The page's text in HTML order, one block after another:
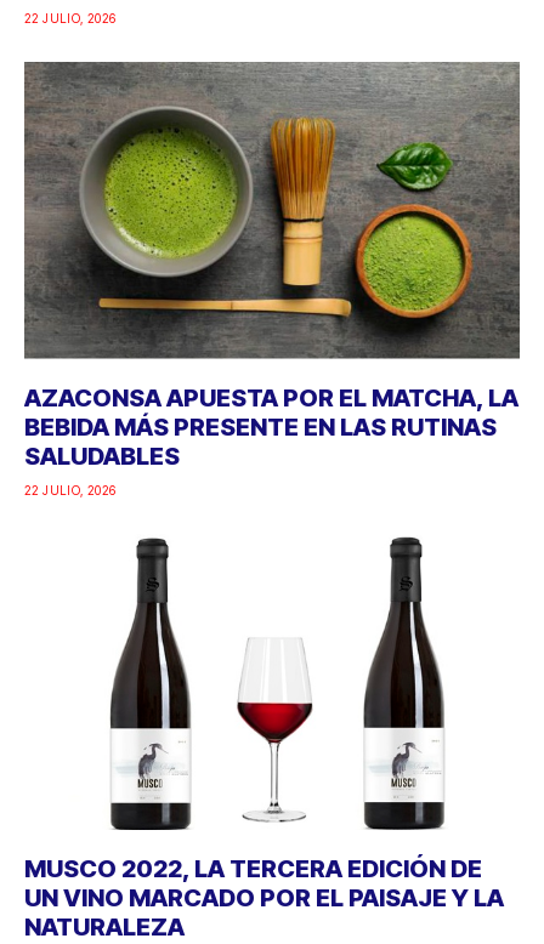
22 JULIO, 2026
AZACONSA APUESTA POR EL MATCHA, LA
BEBIDA MÁS PRESENTE EN LAS RUTINAS
SALUDABLES
22 JULIO, 2026
MUSCO 2022, LA TERCERA EDICIÓN DE
UN VINO MARCADO POR EL PAISAJE Y LA
NATURALEZA